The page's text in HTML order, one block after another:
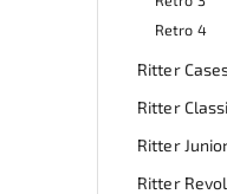
Retro 4
Ritter
Ritter
Ritter
Ritter